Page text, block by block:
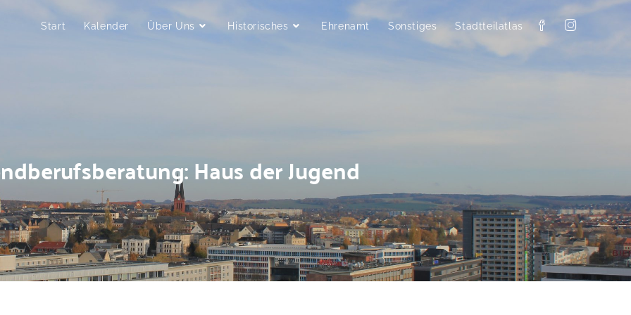
Start Kalender Über Uns Historisches Ehrenamt Sonstiges Stadtteilatlas
Haus der Jugend